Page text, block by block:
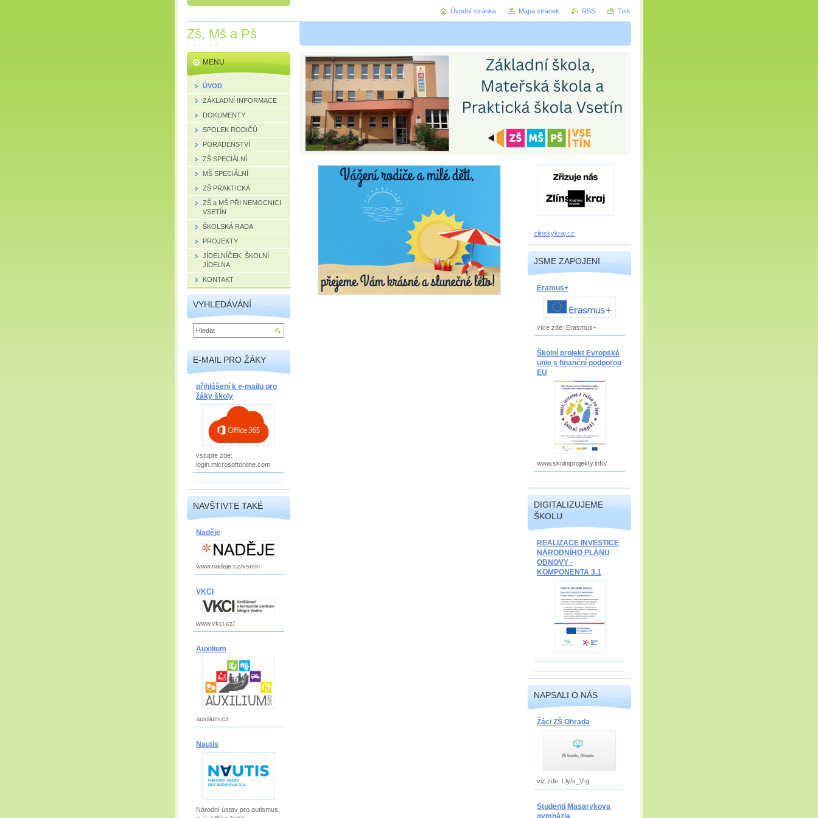
Zš, Mš a Pš
Vsetín
zlinskykraj.cz
JSME ZAPOJENI
Eramus+
více zde: Erasmus+
Školní projekt Evropské
unie s finanční podporou
EU
www.skolniprojekty.info/
DIGITALIZUJEME
ŠKOLU
REALIZACE INVESTICE
NÁRODNÍHO PLÁNU
OBNOVY -
KOMPONENTA 3.1
NAPSALI O NÁS
Žáci ZŠ Ohrada
viz zde: t.ly/s_V-g
Studenti Masarykova
MENU
ÚVOD
ZÁKLADNÍ INFORMACE
DOKUMENTY
SPOLEK RODIČŮ
PORADENSTVÍ
ZŠ SPECIÁLNÍ
MŠ SPECIÁLNÍ
ZŠ PRAKTICKÁ
ZŠ a MŠ PŘI NEMOCNICI
VSETÍN
ŠKOLSKÁ RADA
PROJEKTY
JÍDELNÍČEK, ŠKOLNÍ
JÍDELNA
KONTAKT
VYHLEDÁVÁNÍ
E-MAIL PRO ŽÁKY
přihlášení k e-mailu pro
žáky školy
vstupte zde:
login.microsoftonline.com
NAVŠTIVTE TAKÉ
Naděje
www.nadeje.cz/vsetin
VKCI
www.vkci.cz/
Auxilium
auxilium.cz
Nautis
Národní ústav pro autismus,
Úvodní stránka Mapa stránek RSS Tisk